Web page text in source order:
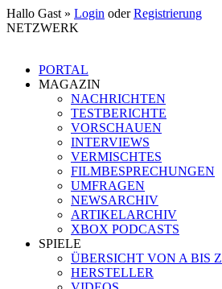
Hallo Gast » Login oderRegistrierung
NETZWERK
PORTAL
MAGAZIN
NACHRICHTEN
TESTBERICHTE
VORSCHAUEN
INTERVIEWS
VERMISCHTES
FILMBESPRECHUNGEN
UMFRAGEN
NEWSARCHIV
ARTIKELARCHIV
XBOX PODCASTS
SPIELE
ÜBERSICHT VON A BIS Z
HERSTELLER